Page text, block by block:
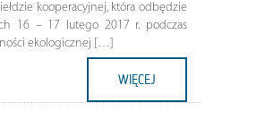
kooperacyjnej, która odbędzie
16 – 17 lutego 2017 r. podczas
ekologicznej […]
WIĘCEJ